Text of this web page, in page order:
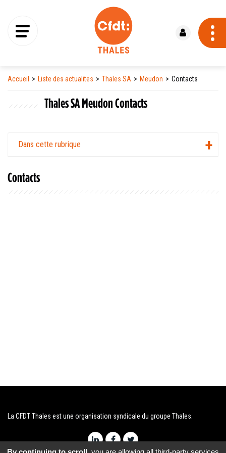
Accueil Liste des actualites Thales SA Meudon Contacts
Thales SA Meudon Contacts
Dans cette rubrique
Contacts
La CFDT Thales est une organisation syndicale du groupe Thales.